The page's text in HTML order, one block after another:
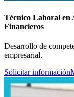
Técnico Laboral en
Financieros
Desarrollo de
empresarial.
Solicitar información